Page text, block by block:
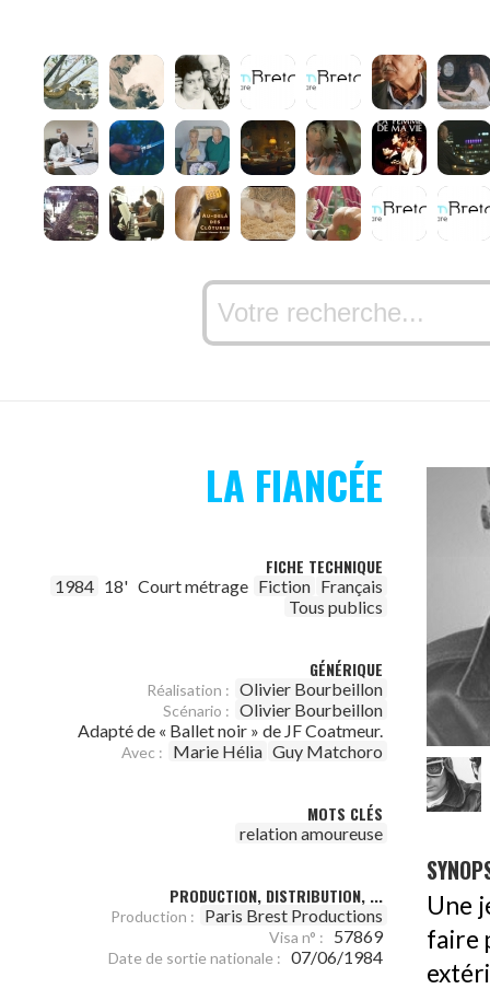
LA FIANCÉE
FICHE TECHNIQUE
1984 18' Court métrage Fiction Français
Tous publics
GÉNÉRIQUE
Réalisation : Olivier Bourbeillon
Scénario : Olivier Bourbeillon
Adapté de « Ballet noir » de JF Coatmeur.
Avec : Marie Hélia Guy Matchoro
MOTS CLÉS
relation amoureuse
PRODUCTION, DISTRIBUTION, ...
Production : Paris Brest Productions
Visa n° : 57869
Date de sortie nationale : 07/06/1984
Une
faire